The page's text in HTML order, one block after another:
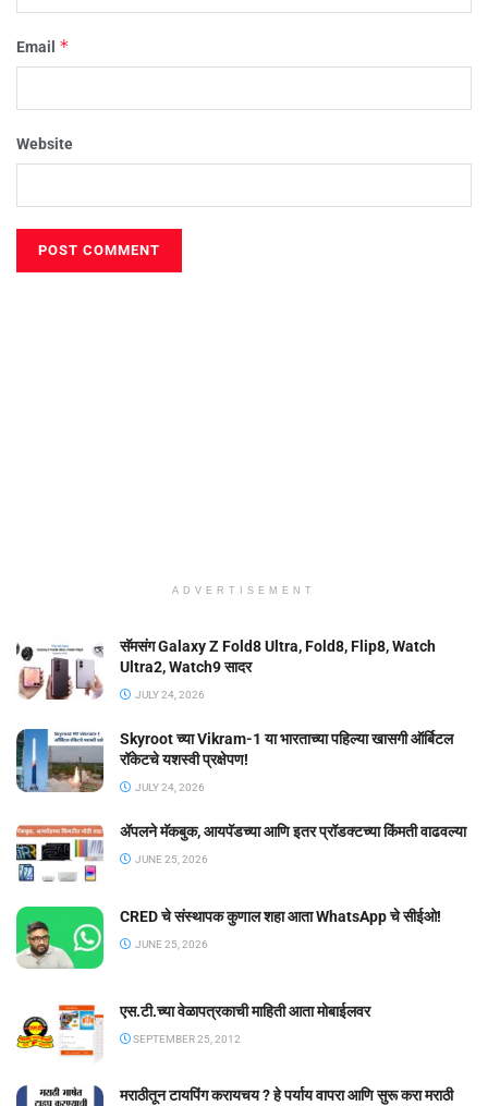
Email *
Website
ADVERTISEMENT
सॅमसंग Galaxy Z Fold8 Ultra, Fold8, Flip8, Watch
Ultra2, Watch9 सादर
JULY 24, 2026
Skyroot च्या Vikram-1 या भारताच्या पहिल्या खासगी ऑर्बिटल
रॉकेटचे यशस्वी प्रक्षेपण!
JULY 24, 2026
ॲपलने मॅकबुक, आयपॅडच्या आणि इतर प्रॉडक्टच्या किंमती वाढवल्या
JUNE 25, 2026
CRED चे संस्थापक कुणाल शहा आता WhatsApp चे सीईओ!
JUNE 25, 2026
एस.टी.च्या वेळापत्रकाची माहिती आता मोबाईलवर
SEPTEMBER 25, 2012
मराठीतून टायपिंग करायचय ? हे पर्याय वापरा आणि सुरू करा मराठी